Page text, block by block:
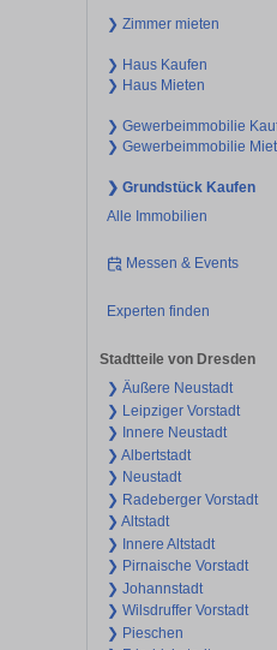
❯ Zimmer mieten
❯ Haus Kaufen
❯ Haus Mieten
❯ Gewerbeimmobilie
❯ Gewerbeimmobilie
❯ Grundstück Kaufen
Alle Immobilien
Messen & Events
Experten finden
Stadtteile von Dresden
❯ Äußere Neustadt
❯ Leipziger Vorstadt
❯ Innere Neustadt
❯ Albertstadt
❯ Neustadt
❯ Radeberger Vorstadt
❯ Altstadt
❯ Innere Altstadt
❯ Pirnaische Vorstadt
❯ Johannstadt
❯ Wilsdruffer Vorstadt
❯ Pieschen